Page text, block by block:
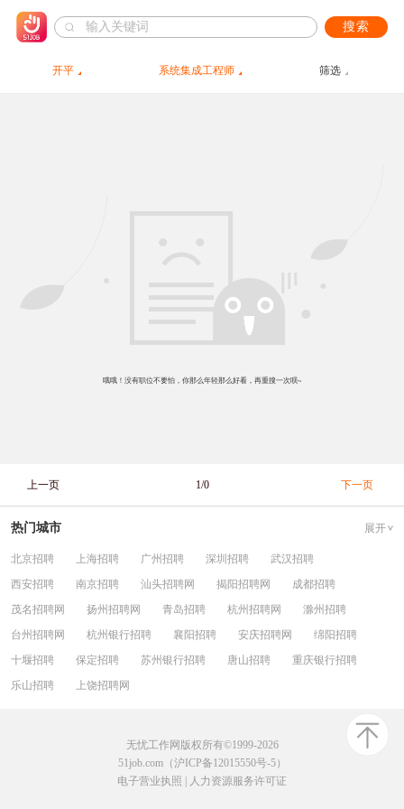
搜索
开平 系统集成工程师 筛选
哦哦！没有职位不要怕，你那么年轻那么好看，再重搜一次呗~
上一页 1/0 下一页
热门城市 展开
北京招聘 上海招聘 广州招聘 深圳招聘
武汉招聘
西安招聘
南京招聘 汕头招聘网 揭阳招聘网
成都招聘
茂名招聘网
扬州招聘网 青岛招聘 杭州招聘网
滁州招聘
台州招聘网
杭州银行招聘 襄阳招聘 安庆招聘网
绵阳招聘
十堰招聘
保定招聘 苏州银行招聘 唐山招聘
重庆银行招聘
乐山招聘
上饶招聘网
无忧工作网版权所有©1999-2026
51job.com（沪ICP备12015550号-5）
电子营业执照
人力资源服务许可证